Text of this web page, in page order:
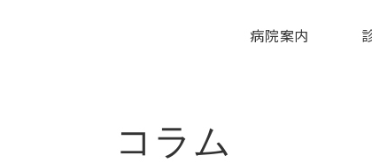
病院案内
コラム